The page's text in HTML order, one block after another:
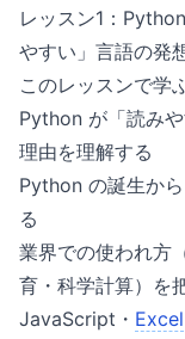
レッスン1：
やすい」言語の発
このレッスンで学
Python が「読み
理由を理解する
Python の誕生か
る
業界での使われ方
育・科学計算）を
JavaScript・ Excel